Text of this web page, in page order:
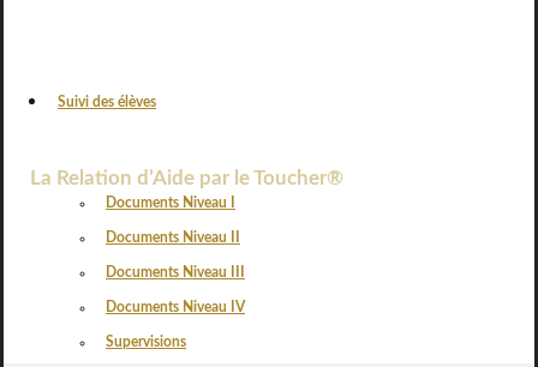
Suivi des élèves
Documents Niveau I
Documents Niveau II
Documents Niveau III
Documents Niveau IV
Supervisions
La Relation d’Aide par le Toucher®